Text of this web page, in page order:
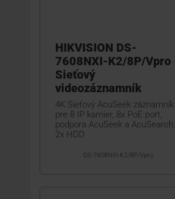
HIKVISION DS-
7608NXI-K2/8P/Vpro
Sieťový
videozáznamník
4K Sieťový AcuSeek záznamník
pre 8 IP kamier, 8x PoE port,
podpora AcuSeek a AcuSearch,
2x HDD
DS-7608NXI-K2/8P/Vpro